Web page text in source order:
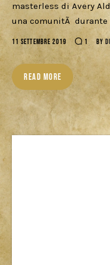
masterless di Avery
una comunitÃ durante
11 SETTEMBRE 2019 1 BY
READ MORE